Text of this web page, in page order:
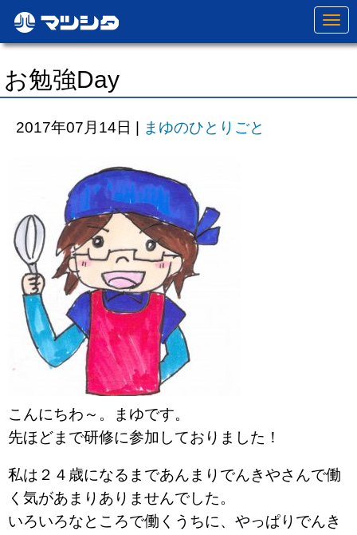
N
a
v
t
お勉強Day
2017年07月14日 | まゆのひとりごと
こんにちわ～。まゆです。
先ほどまで研修に参加しておりました！
私は２４歳になるまであんまりでんきやさんで働
く気があまりありませんでした。
いろいろなところで働くうちに、やっぱりでんき